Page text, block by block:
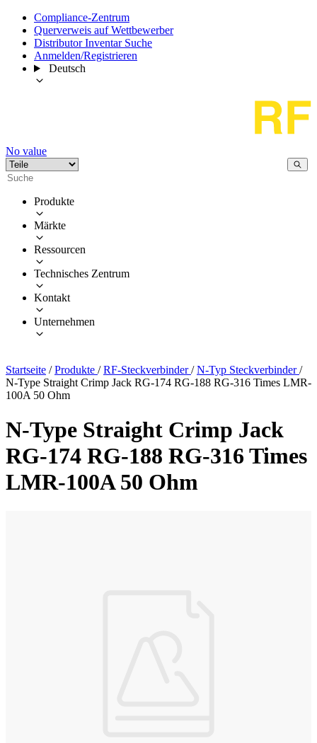
Compliance-Zentrum
Querverweis auf Wettbewerber
Distributor Inventar Suche
Anmelden/Registrieren
Deutsch
No value
Produkte
Märkte
Ressourcen
Technisches Zentrum
Kontakt
Unternehmen
Startseite / Produkte / RF-Steckverbinder/ N-Typ Steckverbinder/
N-Type Straight Crimp Jack RG-174 RG-188 RG-316 Times LMR-
100A 50 Ohm
N-Type Straight Crimp Jack
RG-174 RG-188 RG-316 Times
LMR-100A 50 Ohm